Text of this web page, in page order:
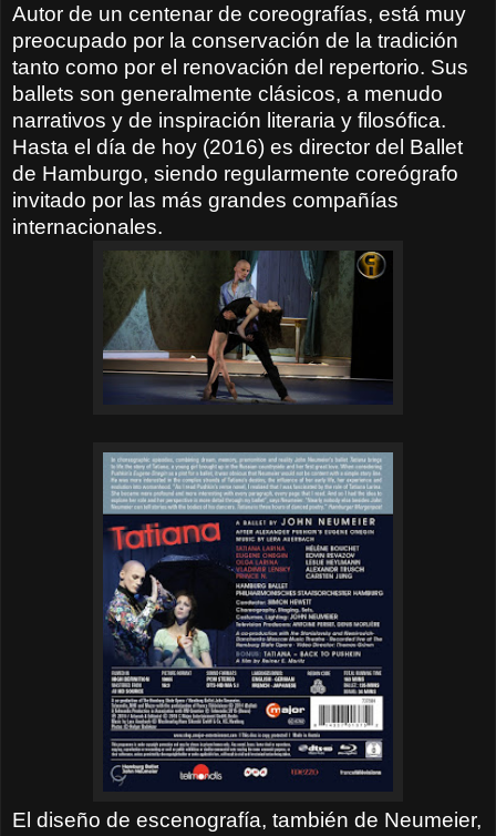
Autor de un centenar de coreografías, está muy
preocupado por la conservación de la tradición
tanto como por el renovación del repertorio. Sus
ballets son generalmente clásicos, a menudo
narrativos y de inspiración literaria y filosófica.
Hasta el día de hoy (2016) es director del Ballet
de Hamburgo, siendo regularmente coreógrafo
invitado por las más grandes compañías
internacionales.
El diseño de escenografía, también de Neumeier,